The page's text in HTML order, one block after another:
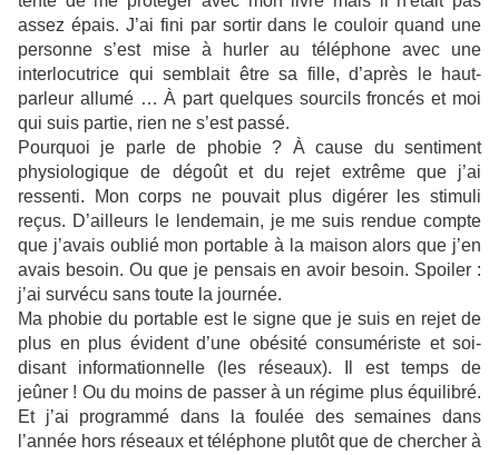
assez épais. J’ai fini par sortir dans le couloir quand une
personne s’est mise à hurler au téléphone avec une
interlocutrice qui semblait être sa fille, d’après le haut-
parleur allumé … À part quelques sourcils froncés et moi
qui suis partie, rien ne s’est passé.
Pourquoi je parle de phobie ? À cause du sentiment
physiologique de dégoût et du rejet extrême que j’ai
ressenti. Mon corps ne pouvait plus digérer les stimuli
reçus. D’ailleurs le lendemain, je me suis rendue compte
que j’avais oublié mon portable à la maison alors que j’en
avais besoin. Ou que je pensais en avoir besoin. Spoiler :
j’ai survécu sans toute la journée.
Ma phobie du portable est le signe que je suis en rejet de
plus en plus évident d’une obésité consumériste et soi-
disant informationnelle (les réseaux). Il est temps de
jeûner ! Ou du moins de passer à un régime plus équilibré.
Et j’ai programmé dans la foulée des semaines dans
l’année hors réseaux et téléphone plutôt que de chercher à